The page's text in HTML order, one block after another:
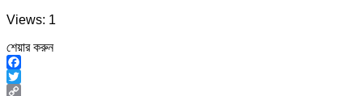
Views: 1
শেয়ার করুন
Facebook
Twitter